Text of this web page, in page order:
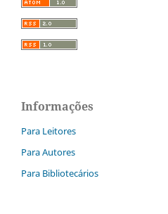
Informações
Para Leitores
Para Autores
Para Bibliotecários